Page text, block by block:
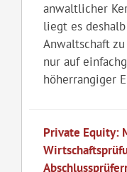
anwaltlicher
liegt es
Anwaltschaft
nur auf
höherrangiger
Private Equity: